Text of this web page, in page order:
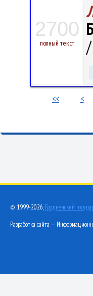
2700
полный текст
<< <
© 1999-2026, Гродненский
Разработка сайта —